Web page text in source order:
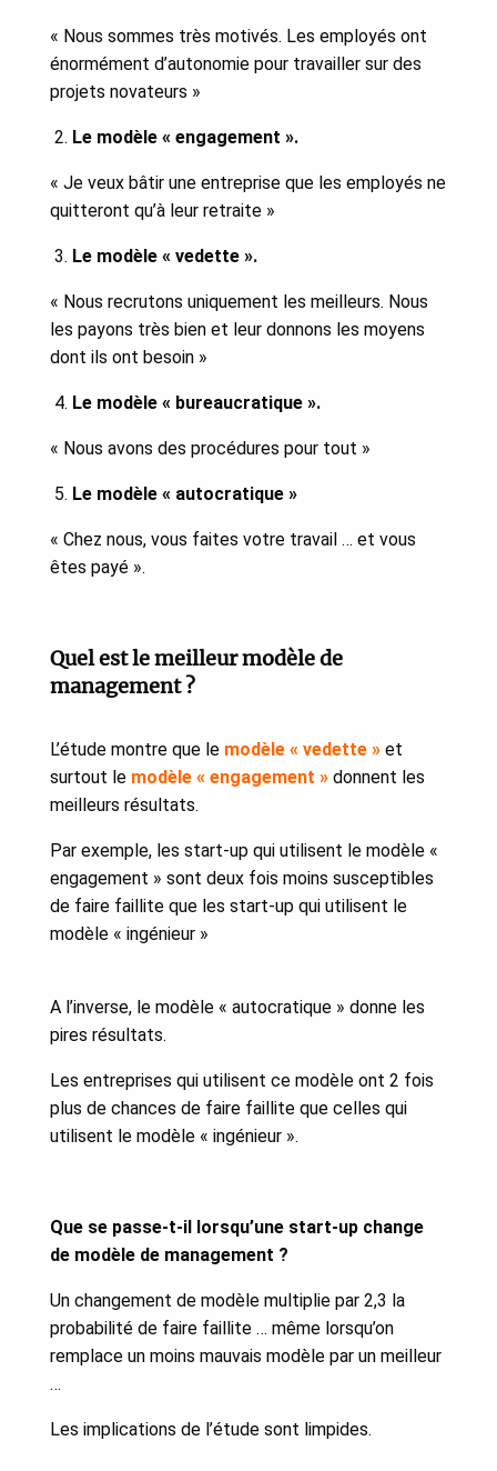
« Nous sommes très motivés. Les employés ont
énormément d’autonomie pour travailler sur des
projets novateurs »
Le modèle « engagement ».
« Je veux bâtir une entreprise que les employés ne
quitteront qu’à leur retraite »
Le modèle « vedette ».
« Nous recrutons uniquement les meilleurs. Nous
les payons très bien et leur donnons les moyens
dont ils ont besoin »
Le modèle « bureaucratique ».
« Nous avons des procédures pour tout »
Le modèle « autocratique »
« Chez nous, vous faites votre travail … et vous
êtes payé ».
Quel est le meilleur modèle de
management ?
L’étude montre que le modèle « vedette » et
surtout le modèle « engagement » donnent les
meilleurs résultats.
Par exemple, les start-up qui utilisent le modèle «
engagement » sont deux fois moins susceptibles
de faire faillite que les start-up qui utilisent le
modèle « ingénieur »
A l’inverse, le modèle « autocratique » donne les
pires résultats.
Les entreprises qui utilisent ce modèle ont 2 fois
plus de chances de faire faillite que celles qui
utilisent le modèle « ingénieur ».
Que se passe-t-il lorsqu’une start-up change
de modèle de management ?
Un changement de modèle multiplie par 2,3 la
probabilité de faire faillite … même lorsqu’on
remplace un moins mauvais modèle par un meilleur
…
Les implications de l’étude sont limpides.